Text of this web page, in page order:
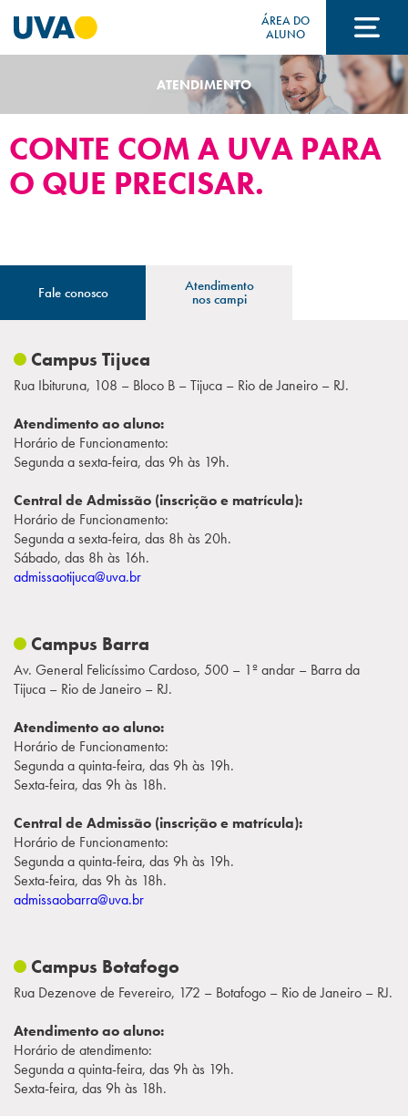
ÁREA DO
ALUNO
FINANCIAMENTO E BOLSAS
Acontece na UVA
Campi/Unidades
Atendimento (21) 2574 8888
Conclua sua Matrícula
INSCREVA-SE
ATENDIMENTO
CONTE COM A UVA PARA
O QUE PRECISAR.
Fale conosco Atendimento
nos campi
Campus Tijuca
Rua Ibituruna, 108 – Bloco B – Tijuca – Rio de Janeiro – RJ.
Atendimento ao aluno:
Horário de Funcionamento:
Segunda a sexta-feira, das 9h às 19h.
Central de Admissão (inscrição e matrícula):
Horário de Funcionamento:
Segunda a sexta-feira, das 8h às 20h.
Sábado, das 8h às 16h.
admissaotijuca@uva.br
Campus Barra
Av. General Felicíssimo Cardoso, 500 – 1º andar – Barra da
Tijuca – Rio de Janeiro – RJ.
Atendimento ao aluno:
Horário de Funcionamento:
Segunda a quinta-feira, das 9h às 19h.
Sexta-feira, das 9h às 18h.
Central de Admissão (inscrição e matrícula):
Horário de Funcionamento:
Segunda a quinta-feira, das 9h às 19h.
Sexta-feira, das 9h às 18h.
admissaobarra@uva.br
Campus Botafogo
Rua Dezenove de Fevereiro, 172 – Botafogo – Rio de Janeiro – RJ.
Atendimento ao aluno:
Horário de atendimento:
Segunda a quinta-feira, das 9h às 19h.
Sexta-feira, das 9h às 18h.